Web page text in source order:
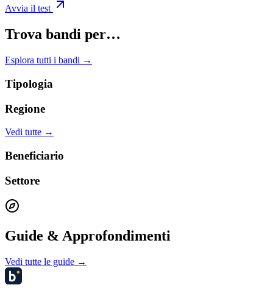
Avvia il test
Trova bandi per…
Esplora tutti i bandi →
Tipologia
Regione
Vedi tutte →
Beneficiario
Settore
Guide & Approfondimenti
Vedi tutte le guide →